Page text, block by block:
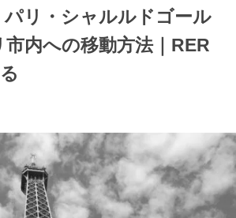
パリ・シャルルドゴール
内への移動方法｜RER